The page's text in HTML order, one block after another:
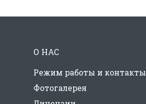
О НАС
Режим работы и контакты
Фотогалерея